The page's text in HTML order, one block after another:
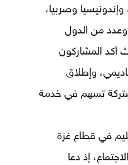
وإندونيسيا وصربيا،
وعدد من الدول
أكد المشاركون
وإطلاق
تسهم في خدمة
في قطاع غزة
إذ دعا